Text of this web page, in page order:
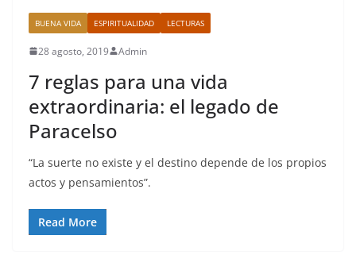
BUENA VIDA ESPIRITUALIDAD LECTURAS
28 agosto, 2019 Admin
7 reglas para una vida
extraordinaria: el legado de
Paracelso
“La suerte no existe y el destino depende de los propios
actos y pensamientos”.
Read More